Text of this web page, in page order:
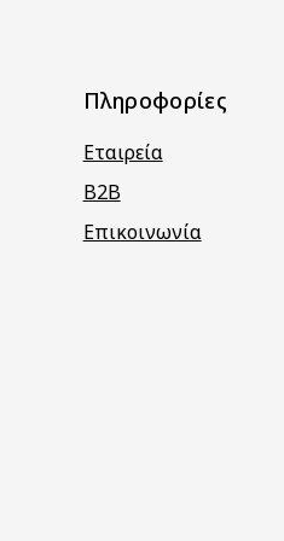
Πληροφορίες
Εταιρεία
B2B
Επικοινωνία